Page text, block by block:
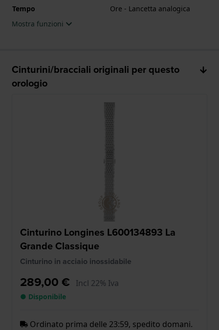
Tempo
Ore - Lancetta analogica
Mostra funzioni
Cinturini/bracciali originali per questo
orologio
Cinturino Longines L600134893 La
Grande Classique
Cinturino in acciaio inossidabile
289,00 € Incl 22% Iva
● Disponibile
Ordinato prima delle 23:59, spedito domani.